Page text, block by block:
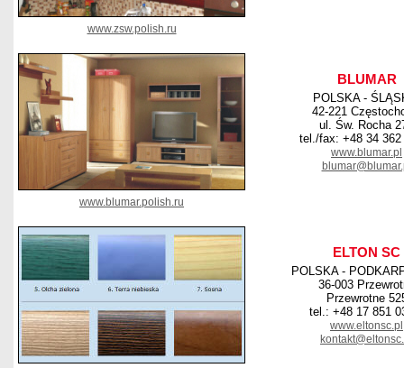
www.zsw.polish.ru
BLUMAR
POLSKA -
42-221
ul. Św. Rocha
tel./fax: +48 34 362
www.blumar.pl
www.blumar.polish.ru
ELTON SC
POLSKA -
36-003
Przewrotne
tel.: +48 17 851
www.eltonsc.pl